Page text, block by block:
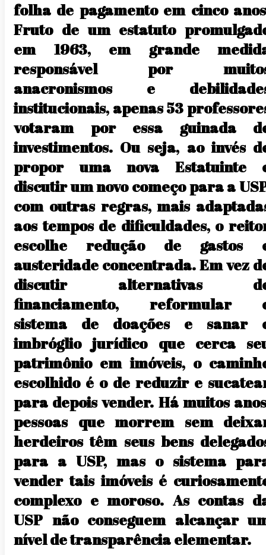
folha de pagamento em cinco
Fruto de um estatuto
em 1963, em grande
responsável por
anacronismos e
institucionais, apenas 53
votaram por essa guinada
investimentos. Ou seja, ao invés
propor uma nova Estatuinte
discutir um novo começo para a
com outras regras, mais
aos tempos de dificuldades, o
escolhe redução de gastos
austeridade concentrada. Em vez
discutir alternativas
financiamento, reformular
sistema de doações e sanar
imbróglio jurídico que cerca
patrimônio em imóveis, o
escolhido é o de reduzir e
para depois vender. Há muitos
pessoas que morrem sem
herdeiros têm seus bens
para a USP, mas o sistema
vender tais imóveis é
complexo e moroso. As contas
USP não conseguem alcançar
nível de transparência elementar.